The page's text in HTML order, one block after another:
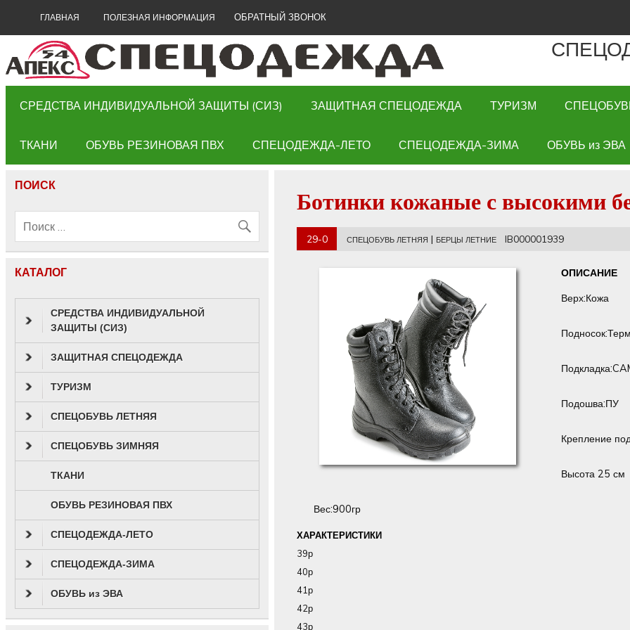
ГЛАВНАЯ ПОЛЕЗНАЯ ИНФОРМАЦИЯ ОБРАТНЫЙ ЗВОНОК
СРЕДСТВА ИНДИВИДУАЛЬНОЙ ЗАЩИТЫ (СИЗ) ЗАЩИТНАЯ СПЕЦОДЕЖДА ТУРИЗМ
ТКАНИ ОБУВЬ РЕЗИНОВАЯ ПВХ СПЕЦОДЕЖДА-ЛЕТО СПЕЦОДЕЖДА-ЗИМА ОБУВЬ из ЭВА
Ботинки кожаные с высокими
29-0 СПЕЦОБУВЬ ЛЕТНЯЯ | БЕРЦЫ ЛЕТНИЕ IB000001939
ОПИСАНИЕ
Верх:Кожа
Подошва:ПУ
Крепление
Высота 25 см
Вес:900гр
ХАРАКТЕРИСТИКИ
39р
40р
41р
42р
43р
ПОИСК
КАТАЛОГ
СРЕДСТВА ИНДИВИДУАЛЬНОЙ
ЗАЩИТЫ (СИЗ)
ЗАЩИТНАЯ СПЕЦОДЕЖДА
ТУРИЗМ
СПЕЦОБУВЬ ЛЕТНЯЯ
СПЕЦОБУВЬ ЗИМНЯЯ
ТКАНИ
ОБУВЬ РЕЗИНОВАЯ ПВХ
СПЕЦОДЕЖДА-ЛЕТО
СПЕЦОДЕЖДА-ЗИМА
ОБУВЬ из ЭВА